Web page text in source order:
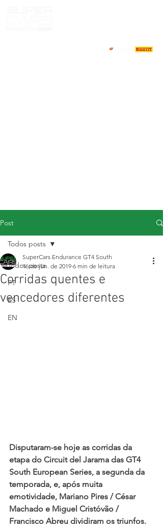
Post
Todos posts
PT
ES
EN
Todos posts
Corridas quentes e
vencedores diferentes
SuperCars Endurance GT4 South
16 de jun. de 2019 6 min de leitura
Disputaram-se hoje as corridas da
etapa do Circuit del Jarama das GT4
South European Series, a segunda da
temporada, e, após muita
emotividade, Mariano Pires / César
Machado e Miguel Cristóvão /
Francisco Abreu dividiram os triunfos.